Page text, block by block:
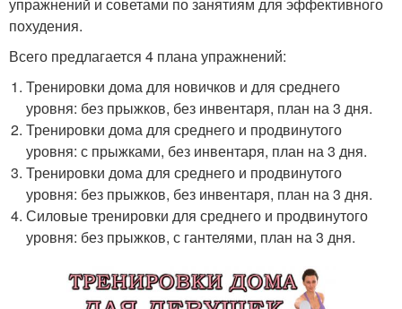
похудения.
Всего предлагается 4 плана упражнений:
Тренировки дома для новичков и для среднего
уровня: без прыжков, без инвентаря, план на 3 дня.
Тренировки дома для среднего и продвинутого
уровня: с прыжками, без инвентаря, план на 3 дня.
Тренировки дома для среднего и продвинутого
уровня: без прыжков, без инвентаря, план на 3 дня.
Силовые тренировки для среднего и продвинутого
уровня: без прыжков, с гантелями, план на 3 дня.